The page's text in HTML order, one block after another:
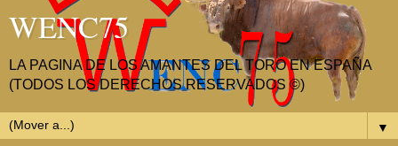
WENC75
LA PAGINA DE LOS AMANTES DEL TORO EN ESPAÑA
(TODOS LOS DERECHOS RESERVADOS ©)
▼